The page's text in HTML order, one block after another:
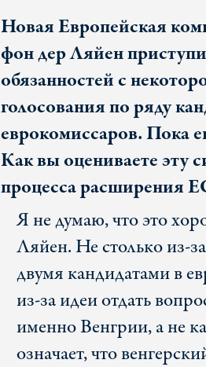
Новая Европейская
фон дер Ляйен
обязанностей с
голосования по ряду
еврокомиссаров. Пока
Как вы оцениваете эту
процесса расширения
Я не думаю, что это
Ляйен. Не столько из-
двумя кандидатами в
из-за идеи отдать
именно Венгрии, а не
означает, что